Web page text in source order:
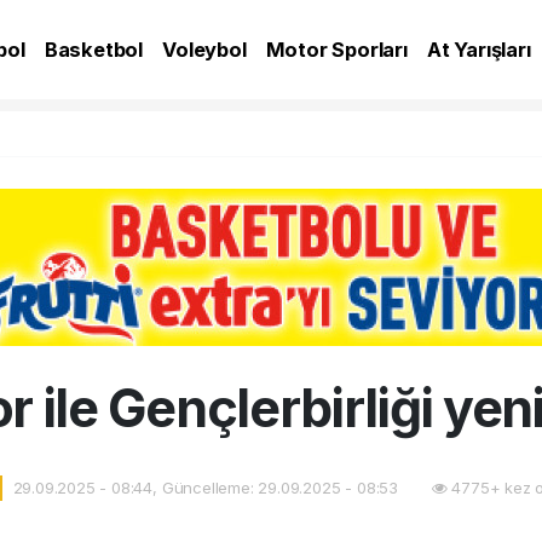
Basketbol Voleybol Motor Sporları
At Yarışları
ile Gençlerbirliği
29.09.2025 - 08:44, Güncelleme: 29.09.2025 - 08:53 4775+ kez